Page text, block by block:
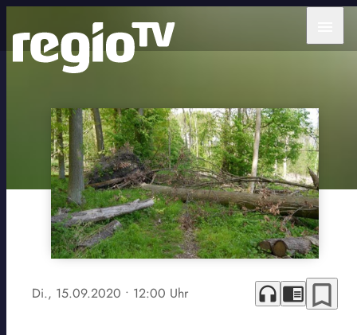
Di., 15.09.2020 • 12:00 Uhr headphones chrome_reader_mode bookmark_border